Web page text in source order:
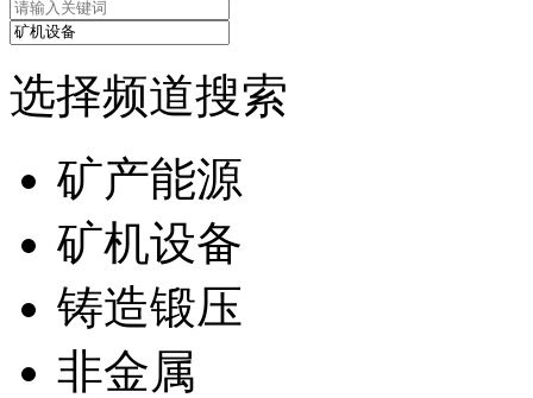
选择频道搜索
矿产能源
矿机设备
铸造锻压
非金属